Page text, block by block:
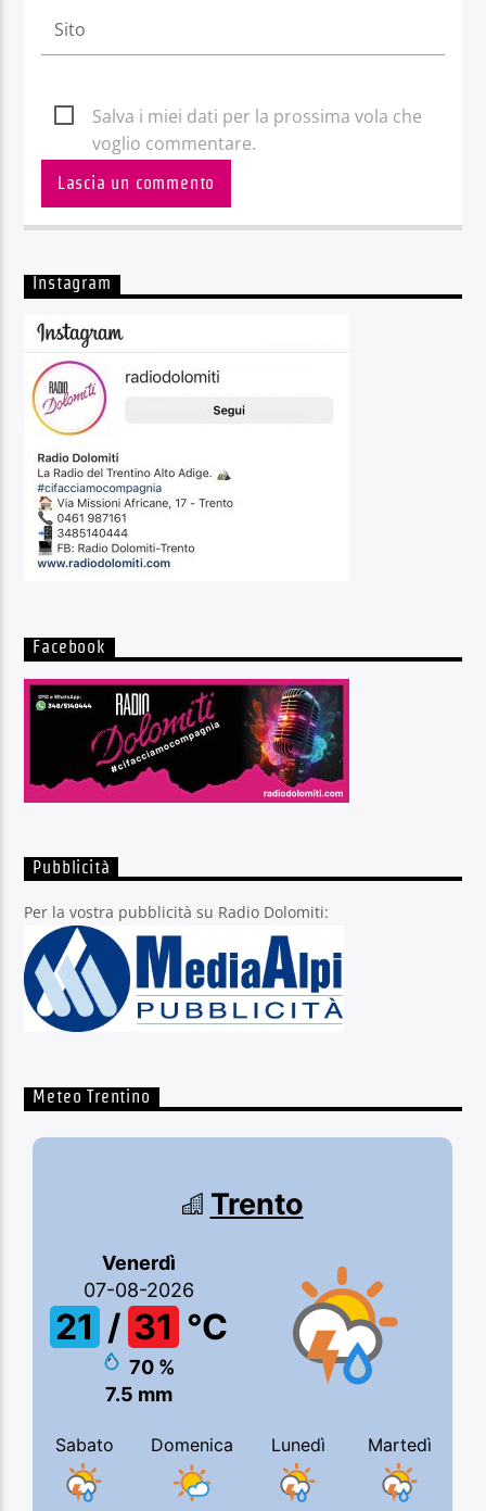
Salva i miei dati per la prossima vola che
voglio commentare.
Instagram
Facebook
Pubblicità
Per la vostra pubblicità su Radio Dolomiti:
Meteo Trentino